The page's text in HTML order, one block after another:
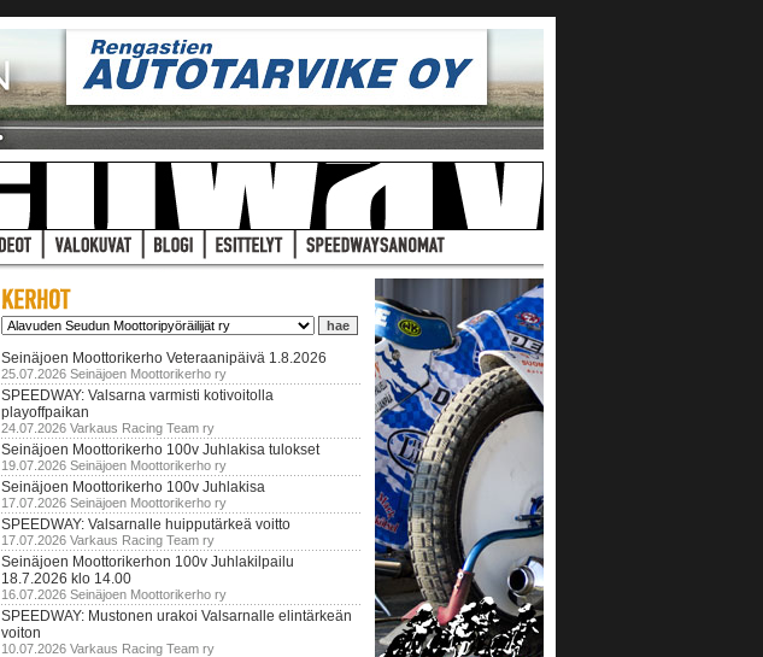
Seinäjoen Moottorikerho Veteraanipäivä 1.8.2026
25.07.2026 Seinäjoen Moottorikerho ry
SPEEDWAY: Valsarna varmisti kotivoitolla
playoffpaikan
24.07.2026 Varkaus Racing Team ry
Seinäjoen Moottorikerho 100v Juhlakisa tulokset
19.07.2026 Seinäjoen Moottorikerho ry
Seinäjoen Moottorikerho 100v Juhlakisa
17.07.2026 Seinäjoen Moottorikerho ry
SPEEDWAY: Valsarnalle huipputärkeä voitto
17.07.2026 Varkaus Racing Team ry
Seinäjoen Moottorikerhon 100v Juhlakilpailu
18.7.2026 klo 14.00
16.07.2026 Seinäjoen Moottorikerho ry
SPEEDWAY: Mustonen urakoi Valsarnalle elintärkeän
voiton
10.07.2026 Varkaus Racing Team ry